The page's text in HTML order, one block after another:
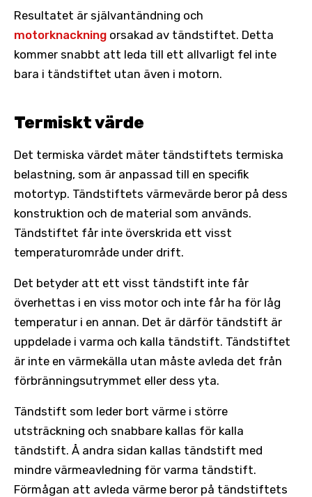
Resultatet är självantändning och
motorknackning orsakad av tändstiftet. Detta
kommer snabbt att leda till ett allvarligt fel inte
bara i tändstiftet utan även i motorn.
Termiskt värde
Det termiska värdet mäter tändstiftets termiska
belastning, som är anpassad till en specifik
motortyp. Tändstiftets värmevärde beror på dess
konstruktion och de material som används.
Tändstiftet får inte överskrida ett visst
temperaturområde under drift.
Det betyder att ett visst tändstift inte får
överhettas i en viss motor och inte får ha för låg
temperatur i en annan. Det är därför tändstift är
uppdelade i varma och kalla tändstift. Tändstiftet
är inte en värmekälla utan måste avleda det från
förbränningsutrymmet eller dess yta.
Tändstift som leder bort värme i större
utsträckning och snabbare kallas för kalla
tändstift. Å andra sidan kallas tändstift med
mindre värmeavledning för varma tändstift.
Förmågan att avleda värme beror på tändstiftets